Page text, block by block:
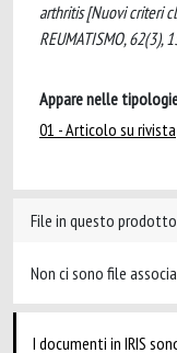
arthritis [Nuovi criteri
REUMATISMO, 62(3),
Appare nelle
01 - Articolo su rivista
File in questo
Non ci sono file
I documenti in IRIS